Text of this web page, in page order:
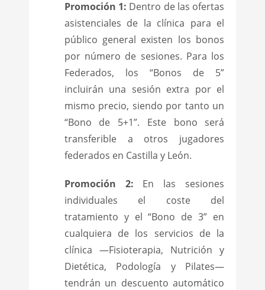
Promoción 1: Dentro de las ofertas
asistenciales de la clínica para el
público general existen los bonos
por número de sesiones. Para los
Federados, los “Bonos de 5”
incluirán una sesión extra por el
mismo precio, siendo por tanto un
“Bono de 5+1”. Este bono será
transferible a otros jugadores
federados en Castilla y León.
Promoción 2: En las sesiones
individuales el coste del
tratamiento y el “Bono de 3” en
cualquiera de los servicios de la
clínica —Fisioterapia, Nutrición y
Dietética, Podología y Pilates—
tendrán un descuento automático